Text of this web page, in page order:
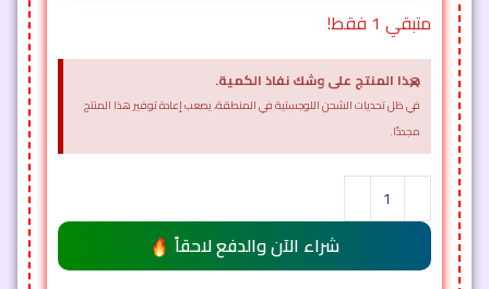
متبقي 1 فقط!
هذا المنتج على وشك نفاذ الكمية.
في ظل تحديات الشحن اللوجستية في المنطقة، يصعب إعادة توفير هذا المنتج
مجددًا.
×
شراء الآن والدفع لاحقاً